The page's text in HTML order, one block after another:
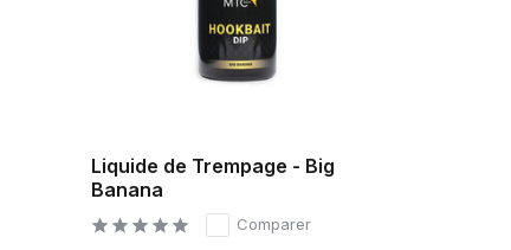
Liquide de Trempage - Big
Banana
Comparer